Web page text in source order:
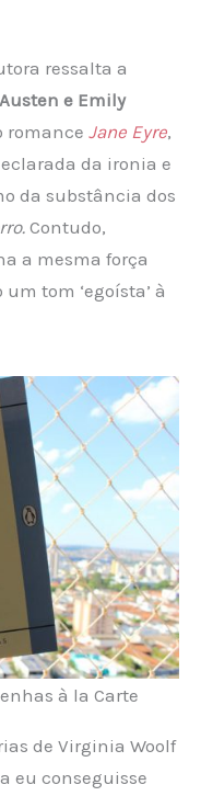
ressalta a
e Emily
romance Jane Eyre,
da ironia e
da substância dos
Contudo,
a mesma força
tom ‘egoísta’ à
à la Carte
de Virginia Woolf
eu conseguisse